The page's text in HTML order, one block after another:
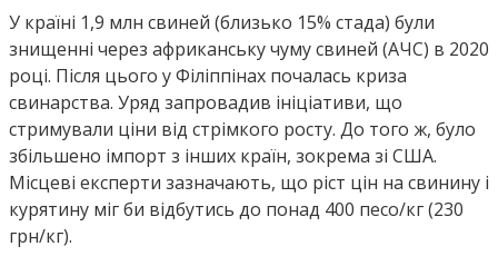
У країні 1,9 млн свиней (близько 15% стада) були
знищенні через африканську чуму свиней (АЧС) в 2020
році. Після цього у Філіппінах почалась криза
свинарства. Уряд запровадив ініціативи, що
стримували ціни від стрімкого росту. До того ж, було
збільшено імпорт з інших країн, зокрема зі США.
Місцеві експерти зазначають, що ріст цін на свинину і
курятину міг би відбутись до понад 400 песо/кг (230
грн/кг).